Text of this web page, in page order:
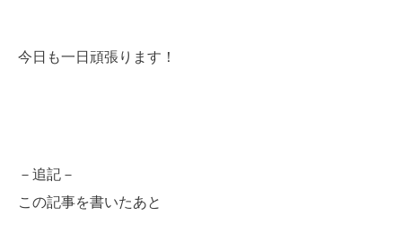
今日も一日頑張ります！
－追記－
この記事を書いたあと